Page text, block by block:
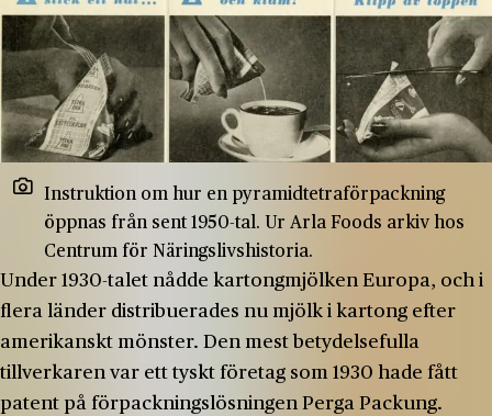
Instruktion om hur en pyramidtetraförpackning
öppnas från sent 1950-tal. Ur Arla Foods arkiv hos
Centrum för Näringslivshistoria.
Under 1930-talet nådde kartongmjölken Europa, och i
flera länder distribuerades nu mjölk i kartong efter
amerikanskt mönster. Den mest betydelsefulla
tillverkaren var ett tyskt företag som 1930 hade fått
patent på förpackningslösningen Perga Packung.